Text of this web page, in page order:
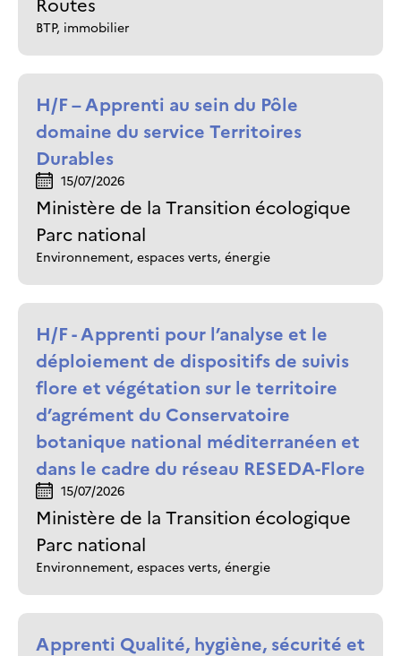
Routes
BTP, immobilier
H/F – Apprenti au sein du Pôle
domaine du service Territoires
Durables
15/07/2026
Ministère de la Transition écologique
Parc national
Environnement, espaces verts, énergie
H/F - Apprenti pour l’analyse et le
déploiement de dispositifs de suivis
flore et végétation sur le territoire
d’agrément du Conservatoire
botanique national méditerranéen et
dans le cadre du réseau RESEDA-Flore
15/07/2026
Ministère de la Transition écologique
Parc national
Environnement, espaces verts, énergie
Apprenti Qualité, hygiène, sécurité et